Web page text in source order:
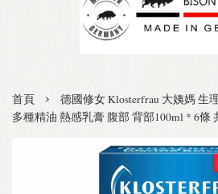
首頁 ›
德國修女 Klosterfrau 大姨媽 生
多種精油 熱感乳膏 腹部 背部100ml * 6條